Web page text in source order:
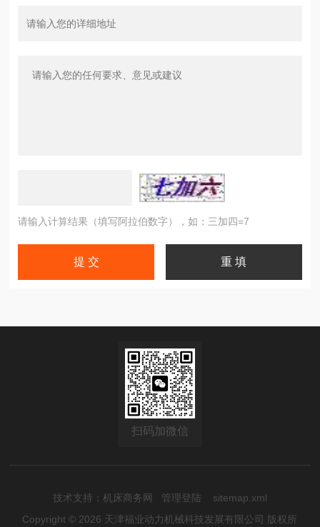
请输入计算结果（填写阿拉伯数字），如：三加四=7
扫码加微信
技术支持： 机床商务网 管理登陆
sitemap.xml
Copyright © 2026 天津福业动力机械科技发展有限公司 版权所